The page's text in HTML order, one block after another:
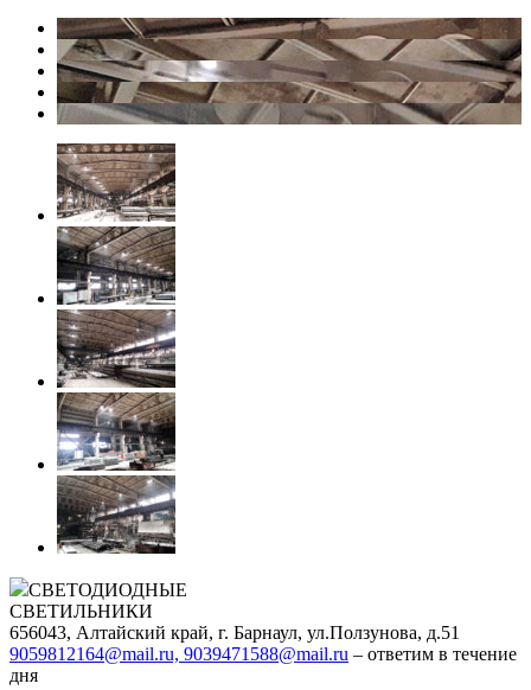
СВЕТОДИОДНЫЕ
СВЕТИЛЬНИКИ
656043, Алтайский край, г. Барнаул, ул.Ползунова, д.51
9059812164@mail.ru, 9039471588@mail.ru – ответим в течение
дня